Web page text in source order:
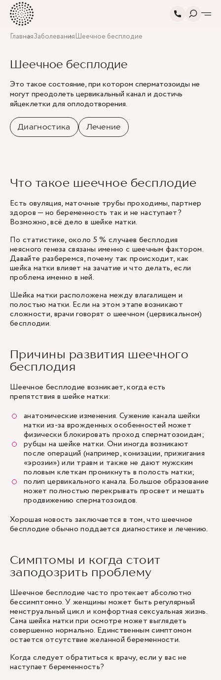
ГлавнаяЗаболеванияШеечное бесплодие
Шеечное бесплодие
Это такое состояние, при котором сперматозоиды не
могут преодолеть цервикальный канал и достичь
яйцеклетки для оплодотворения.
Диагностика Лечение
Что такое шеечное бесплодие
Есть овуляция, маточные трубы проходимы, партнер
здоров — но беременность так и не наступает?
Возможно, всё дело в шейке матки.
По статистике, около 5 % случаев бесплодия
неясного генеза связаны именно с шеечным фактором.
Давайте разберемся, почему так происходит, как
шейка матки влияет на зачатие и что делать, если
проблема именно в ней.
Шейка матки расположена между влагалищем и
полостью матки. Если на этом этапе возникают
сложности, врачи говорят о шеечном (цервикальном)
бесплодии.
Причины развития шеечного
бесплодия
Шеечное бесплодие возникает, когда есть
препятствия в шейке матки:
анатомические изменения. Сужение канала шейки
матки из-за врожденных особенностей может
физически блокировать проход сперматозоидам;
рубцы на шейке матки. Они иногда возникают
после операций (например, конизации, прижигания
«эрозии») или травм и также не дают мужским
половым клеткам проникнуть в полость матки;
полип цервикального канала. Большое образование
может полностью перекрывать просвет и мешать
продвижению сперматозоидов.
Хорошая новость заключается в том, что шеечное
бесплодие обычно поддается диагностике и лечению.
Симптомы и когда стоит
заподозрить проблему
Шеечное бесплодие часто протекает абсолютно
бессимптомно. У женщины может быть регулярный
менструальный цикл и комфортная сексуальная жизнь.
Сама шейка матки при осмотре может выглядеть
совершенно нормально. Единственным симптомом
остается отсутствие желанной беременности.
Когда следует обратиться к врачу, если у васне
наступает беременность?